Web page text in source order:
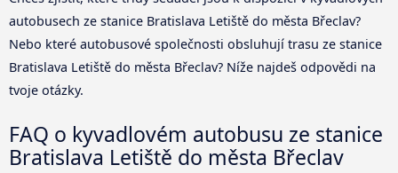
autobusech ze stanice Bratislava Letiště do města Břeclav?
Nebo které autobusové společnosti obsluhují trasu ze stanice
Bratislava Letiště do města Břeclav? Níže najdeš odpovědi na
tvoje otázky.
FAQ o kyvadlovém autobusu ze stanice
Bratislava Letiště do města Břeclav